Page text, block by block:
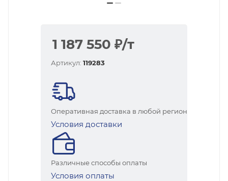
1 187 550 ₽/т
Артикул: 119283
Оперативная доставка в любой регион
Условия доставки
Различные способы оплаты
Условия оплаты